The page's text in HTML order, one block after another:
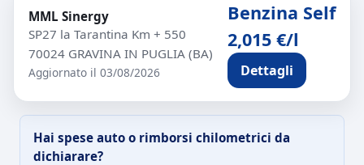
MML Sinergy
SP27 la Tarantina Km + 550
70024 GRAVINA IN PUGLIA (BA)
Aggiornato il 03/08/2026
Benzina Self
2,015 €/l
Dettagli
Hai spese auto o rimborsi chilometrici da
dichiarare?